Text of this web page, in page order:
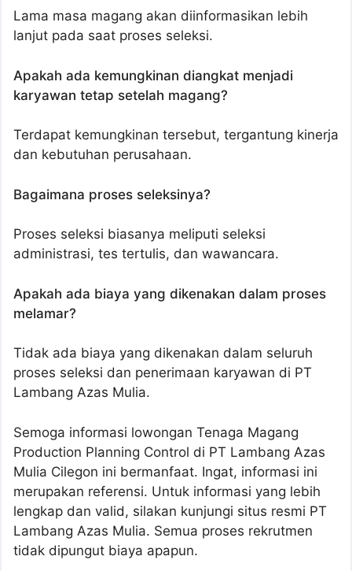
Lama masa magang akan diinformasikan lebih
lanjut pada saat proses seleksi.
Apakah ada kemungkinan diangkat menjadi
karyawan tetap setelah magang?
Terdapat kemungkinan tersebut, tergantung kinerja
dan kebutuhan perusahaan.
Bagaimana proses seleksinya?
Proses seleksi biasanya meliputi seleksi
administrasi, tes tertulis, dan wawancara.
Apakah ada biaya yang dikenakan dalam proses
melamar?
Tidak ada biaya yang dikenakan dalam seluruh
proses seleksi dan penerimaan karyawan di PT
Lambang Azas Mulia.
Semoga informasi lowongan Tenaga Magang
Production Planning Control di PT Lambang Azas
Mulia Cilegon ini bermanfaat. Ingat, informasi ini
merupakan referensi. Untuk informasi yang lebih
lengkap dan valid, silakan kunjungi situs resmi PT
Lambang Azas Mulia. Semua proses rekrutmen
tidak dipungut biaya apapun.